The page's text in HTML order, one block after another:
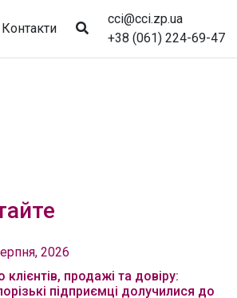
Контакти
cci@cci.zp.ua
+38 (061) 224-69-47
2026
клієнтів, продажі та довіру:
підприємці долучилися до